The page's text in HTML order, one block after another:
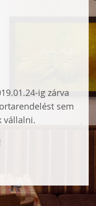
ig zárva
sem
vállalni.